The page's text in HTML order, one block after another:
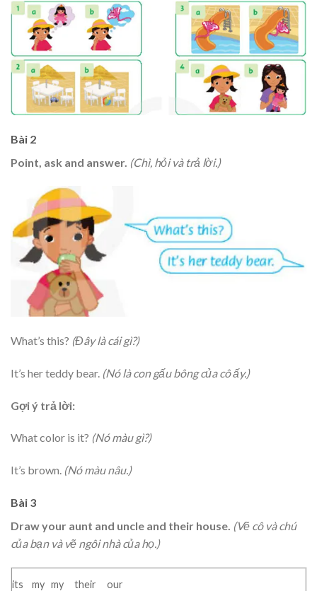
Bài 2
Point, ask and answer. (Chì, hỏi và trả lời.)
What’s this? (Đây là cái gì?)
It’s her teddy bear. (Nó là con gấu bông của cô ấy.)
Gợi ý trả lời:
What color is it? (Nó màu gì?)
It’s brown. (Nó màu nâu.)
Bài 3
Draw your aunt and uncle and their house. (Vẽ cô và chú
của bạn và vẽ ngôi nhà của họ.)
its my my their our